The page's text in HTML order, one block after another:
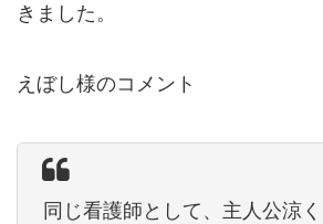
きました。
えぼし様のコメント
同じ看護師として、主人公涼